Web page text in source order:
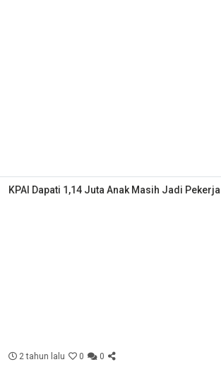
KPAI Dapati 1,14 Juta Anak Masih Jadi
2 tahun lalu 0 0